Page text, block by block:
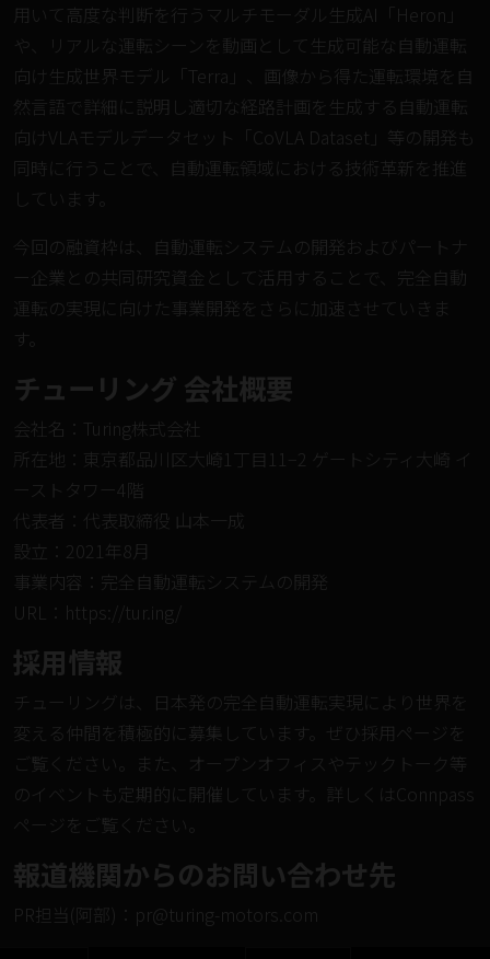
用いて高度な判断を行うマルチモーダル生成AI「 Heron
や、リアルな運転シーンを動画として生成可能な自動運転
向け生成世界モデル「
Terra 」、画像から得た運転環境を自
然言語で詳細に説明し適切な経路計画を生成する自動運転
向けVLAモデルデータセット「 CoVLA Dataset
」等の開発も
同時に行うことで、自動運転領域における技術革新を推進
しています。
今回の融資枠は、自動運転システムの開発およびパートナ
ー企業との共同研究資金として活用することで、完全自動
運転の実現に向けた事業開発をさらに加速させていきま
す。
チューリング 会社概要
会社名：Turing株式会社
所在地：東京都品川区大崎1丁目11−2 ゲートシティ大崎 イ
ーストタワー4階
代表者：代表取締役 山本一成
設立：2021年8月
事業内容：完全自動運転システムの開発
URL： https://tur.ing/
採⽤情報
チューリングは、日本発の完全自動運転実現により世界を
変える仲間を積極的に募集しています。ぜひ 採用ページ
を
ご覧ください。また、オープンオフィスやテックトーク等
のイベントも定期的に開催しています。詳しくは Connpass
ページ
をご覧ください。
報道機関からのお問い合わせ先
PR担当(阿部)： pr@turing-motors.com